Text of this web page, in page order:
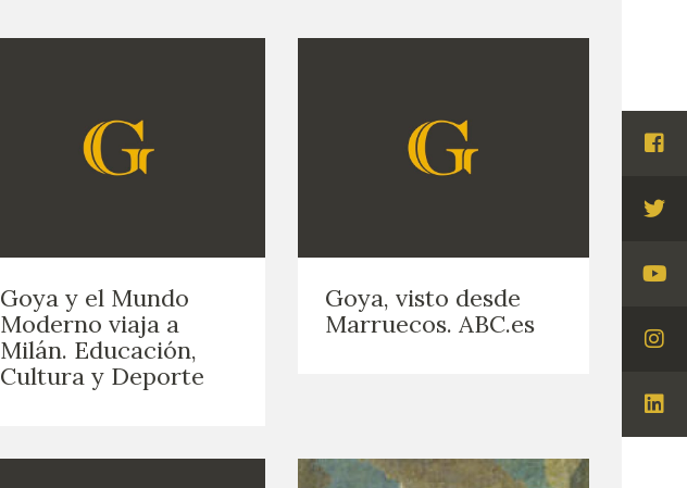
Goya y el Mundo
Moderno viaja a
Milán. Educación,
Cultura y Deporte
Goya, visto desde
Marruecos. ABC.es